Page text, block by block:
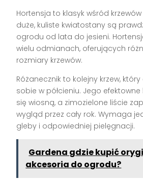
Hortensja to klasyk wśród
duże, kuliste kwiatostany są
ogrodu od lata do jesieni.
wielu odmianach, oferujących
rozmiary krzewów.
Różanecznik to kolejny krzew,
sobie w półcieniu. Jego
się wiosną, a zimozielone liście
wygląd przez cały rok. Wymaga
gleby i odpowiedniej pielęgnacji.
Gardena gdzie kupić
akcesoria do ogrodu?